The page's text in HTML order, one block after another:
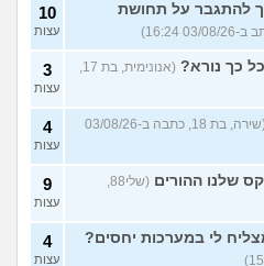
להתגבר על תחושת
10
עצות
כך נורא?
(אנונימית, בת 17,
3
עצות
(שירה, בת 18, כתבה ב-03/08/26
4
עצות
שלנו ההורים
(שלי88,
9
עצות
לי במערכות יחסים? 4
עצות